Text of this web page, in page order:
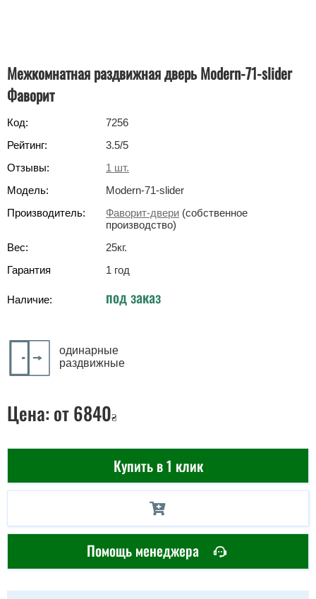
Межкомнатная раздвижная дверь Modern-71-slider
Фаворит
Код:
7256
Рейтинг:
3.5/5
Отзывы:
1 шт.
Модель:
Modern-71-slider
Производитель:
Фаворит-двери (собственное
производство)
Вес:
25кг.
Гарантия
1 год
Наличие: под заказ
одинарные
раздвижные
Цена: от 6840₴
Купить в 1 клик
Помощь менеджера